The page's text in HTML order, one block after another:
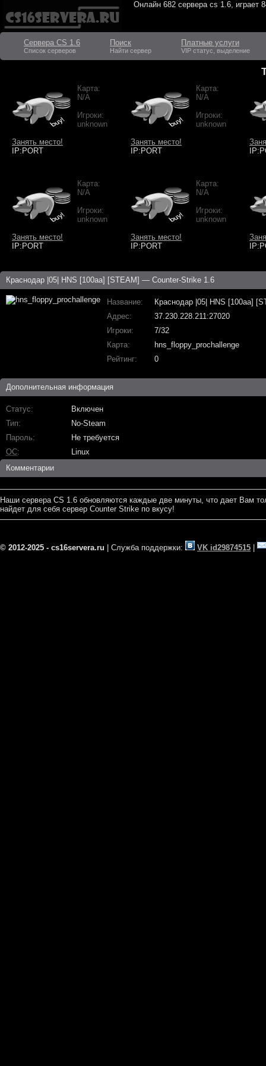
Онлайн 682 сервера cs 1.6, играет
Сервера CS 1.6
Список серверов
Поиск
Найти сервер
Платные услуги
VIP статус, выделение
Карта:
N/A
Игроки:
unknown
Занять место!
IP:PORT
Карта:
N/A
Игроки:
unknown
Занять место!
IP:PORT
Карта:
N/A
Игроки:
unknown
Занять место!
IP:PORT
Карта:
N/A
Игроки:
unknown
Занять место!
IP:PORT
Краснодар |05| HNS [100aa] [STEAM] — Counter-Strike 1.6
Название
Краснодар |05| HNS [100aa]
Адрес
37.230.228.211:27020
Игроки
7/32
Карта
hns_floppy_prochallenge
Рейтинг
0
Дополнительная информация
Статус
Включен
Тип
No-Steam
Пароль
Не требуется
ОС
Linux
Комментарии
Наши сервера CS 1.6 обновляются каждые две минуты, что дает Вам
найдет для себя сервер Counter Strike по вкусу!
© 2012-2025 - cs16servera.ru | Служба поддержки: VK id29874515